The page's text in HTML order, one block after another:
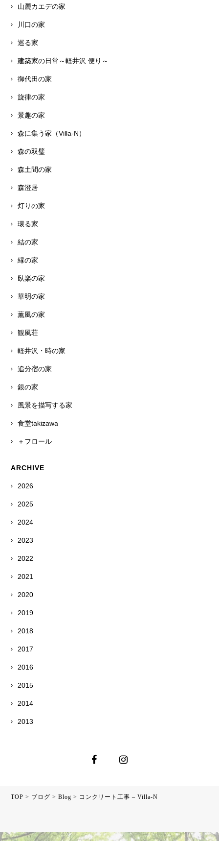
山麓カエデの家
川口の家
巡る家
建築家の日常～軽井沢 便り～
御代田の家
旋律の家
景趣の家
森に集う家（Villa-N）
森の双璧
森土間の家
森澄居
灯りの家
環る家
結の家
縁の家
臥楽の家
華明の家
薫風の家
観風荘
軽井沢・時の家
追分宿の家
銀の家
風景を描写する家
食堂takizawa
＋フロール
ARCHIVE
2026
2025
2024
2023
2022
2021
2020
2019
2018
2017
2016
2015
2014
2013
TOP > ブログ >Blog > コンクリート工事 – Villa-N